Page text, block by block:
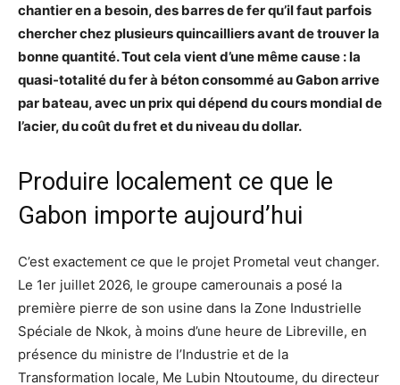
chantier en a besoin, des barres de fer qu’il faut parfois
chercher chez plusieurs quincailliers avant de trouver la
bonne quantité. Tout cela vient d’une même cause : la
quasi-totalité du fer à béton consommé au Gabon arrive
par bateau, avec un prix qui dépend du cours mondial de
l’acier, du coût du fret et du niveau du dollar.
Produire localement ce que le
Gabon importe aujourd’hui
C’est exactement ce que le projet Prometal veut changer.
Le 1er juillet 2026, le groupe camerounais a posé la
première pierre de son usine dans la Zone Industrielle
Spéciale de Nkok, à moins d’une heure de Libreville, en
présence du ministre de l’Industrie et de la
Transformation locale, Me Lubin Ntoutoume, du directeur